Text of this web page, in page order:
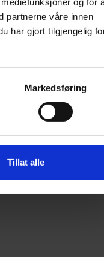
partnerne våre innen
har gjort tilgjengelig
Markedsføring
Tillat alle